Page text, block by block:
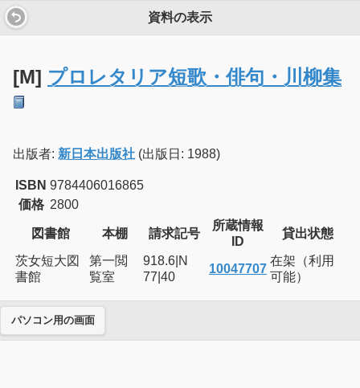
資料の表示
[M] プロレタリア短歌・俳句・川柳集
出版者: 新日本出版社 (出版日: 1988)
ISBN 9784406016865
価格 2800
図書館 本棚 請求記号
所蔵情報
ID
貸出状態
茨女短大図
書館
第一閲
覧室
918.6|N
77|40
10047707
在架（利用
可能）
パソコン用の画面